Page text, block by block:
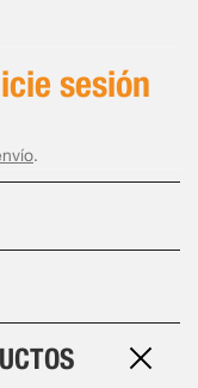
sesión
.